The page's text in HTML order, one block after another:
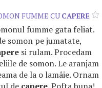
FUMME CU CAPERE
fumme gata feliat.
somon pe jumatate,
si rulam. Procedam
de somon. Le aranjam
de la o lamâie. Ornam